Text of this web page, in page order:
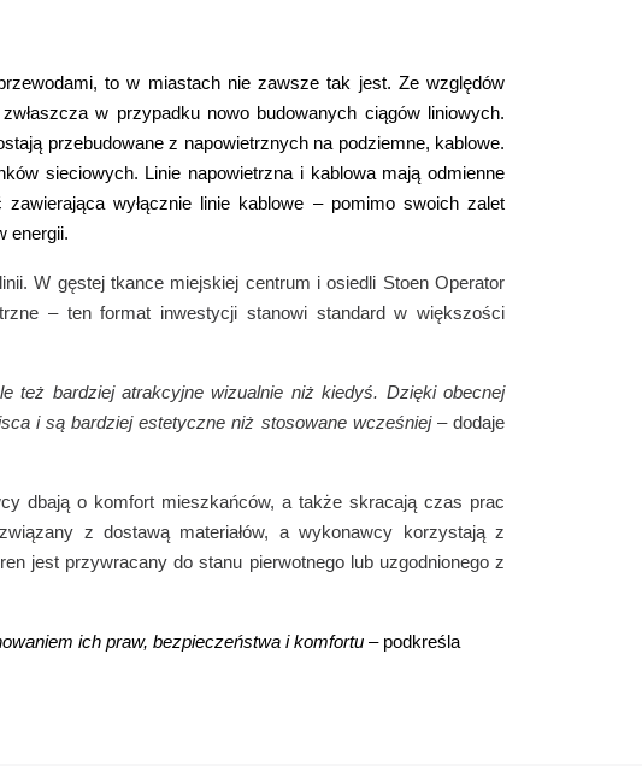
to w miastach nie zawsze tak jest. Ze względów
w przypadku nowo budowanych ciągów liniowych.
przebudowane z napowietrznych na podziemne, kablowe.
sieciowych. Linie napowietrzna i kablowa mają odmienne
wyłącznie linie kablowe – pomimo swoich zalet
energii.
W gęstej tkance miejskiej centrum i osiedli Stoen Operator
– ten format inwestycji stanowi standard w większości
też bardziej atrakcyjne wizualnie niż kiedyś. Dzięki obecnej
i są bardziej estetyczne niż stosowane wcześniej– dodaje
dbają o komfort mieszkańców, a także skracają czas prac
z dostawą materiałów, a wykonawcy korzystają z
jest przywracany do stanu pierwotnego lub uzgodnionego z
ich praw, bezpieczeństwa i komfortu – podkreśla